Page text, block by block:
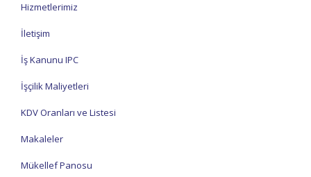
Hizmetlerimiz
İletişim
İş Kanunu IPC
İşçilik Maliyetleri
KDV Oranları ve Listesi
Makaleler
Mükellef Panosu